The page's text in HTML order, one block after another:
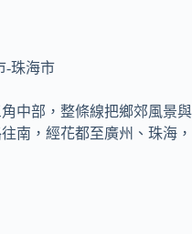
-珠海市
中部，整條線把鄉郊風景與
南，經花都至廣州、珠海，